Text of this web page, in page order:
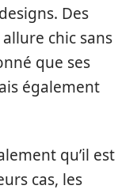
Des
chic sans
que ses
également
qu’il est
cas, les